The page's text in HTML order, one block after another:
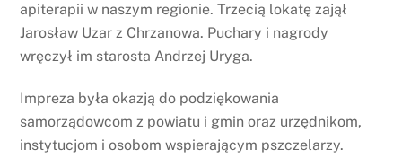
apiterapii w naszym regionie. Trzecią lokatę zajął
Jarosław Uzar z Chrzanowa. Puchary i nagrody
wręczył im starosta Andrzej Uryga.
Impreza była okazją do podziękowania
samorządowcom z powiatu i gmin oraz urzędnikom,
instytucjom i osobom wspierającym pszczelarzy.